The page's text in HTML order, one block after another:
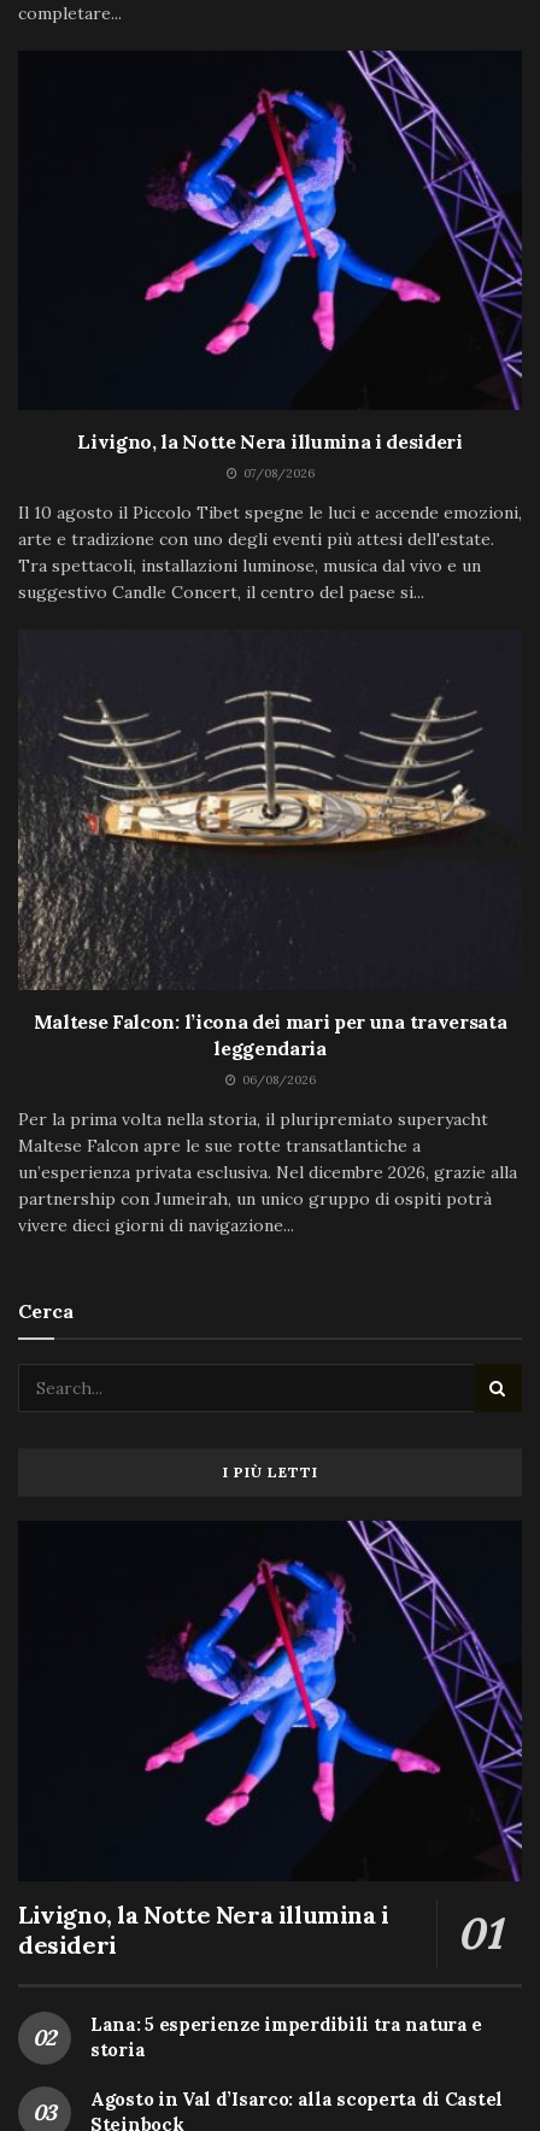
completare...
Livigno, la Notte Nera illumina i desideri
07/08/2026
Il 10 agosto il Piccolo Tibet spegne le luci e accende emozioni,
arte e tradizione con uno degli eventi più attesi dell'estate.
Tra spettacoli, installazioni luminose, musica dal vivo e un
suggestivo Candle Concert, il centro del paese si...
Maltese Falcon: l’icona dei mari per una traversata
leggendaria
06/08/2026
Per la prima volta nella storia, il pluripremiato superyacht
Maltese Falcon apre le sue rotte transatlantiche a
un’esperienza privata esclusiva. Nel dicembre 2026, grazie alla
partnership con Jumeirah, un unico gruppo di ospiti potrà
vivere dieci giorni di navigazione...
Cerca
I PIÙ LETTI
Livigno, la Notte Nera illumina i
desideri
Lana: 5 esperienze imperdibili tra natura e
storia
Agosto in Val d’Isarco: alla scoperta di Castel
Steinbock